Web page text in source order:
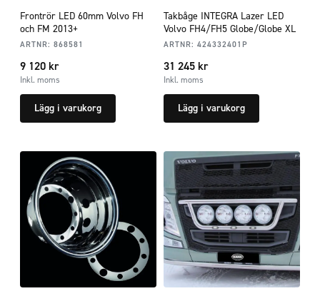
Frontrör LED 60mm Volvo FH
och FM 2013+
ARTNR: 868581
9 120 kr
Inkl. moms
Lägg i varukorg
Takbåge INTEGRA Lazer LED
Volvo FH4/FH5 Globe/Globe XL
ARTNR: 424332401P
31 245 kr
Inkl. moms
Lägg i varukorg